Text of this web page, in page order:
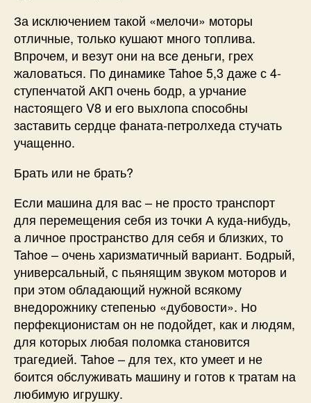
За исключением такой «мелочи» моторы
отличные, только кушают много топлива.
Впрочем, и везут они на все деньги, грех
жаловаться. По динамике Tahoe 5,3 даже с 4-
ступенчатой АКП очень бодр, а урчание
настоящего V8 и его выхлопа способны
заставить сердце фаната-петролхеда стучать
учащенно.
Брать или не брать?
Если машина для вас – не просто транспорт
для перемещения себя из точки А куда-нибудь,
а личное пространство для себя и близких, то
Tahoe – очень харизматичный вариант. Бодрый,
универсальный, с пьянящим звуком моторов и
при этом обладающий нужной всякому
внедорожнику степенью «дубовости». Но
перфекционистам он не подойдет, как и людям,
для которых любая поломка становится
трагедией. Tahoe – для тех, кто умеет и не
боится обслуживать машину и готов к тратам на
любимую игрушку.